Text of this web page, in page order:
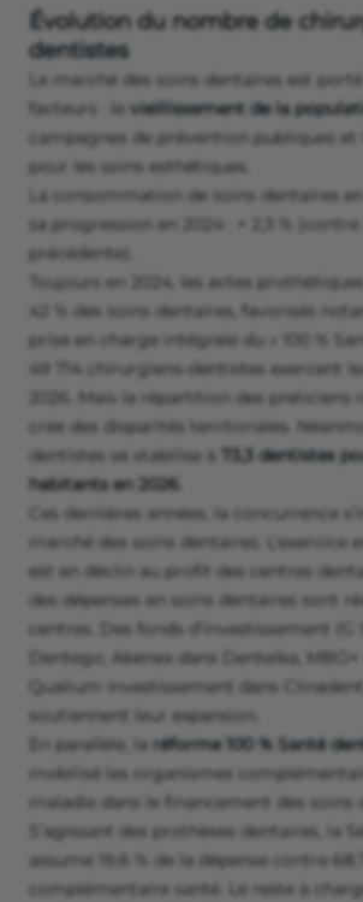
Évolution du nombre de
dentistes
Le marché des soins dentaires est
facteurs : le vieillissement de la
campagnes de prévention publiques et
pour les soins esthétiques.
La consommation de soins dentaires
sa progression en 2024 : + 2,3 % (contre
précédente).
Toujours en 2024, les actes
42 % des soins dentaires, favorisés
prise en charge intégrale du « 100 %
49 714 chirurgiens-dentistes exercent
2026. Mais la répartition des praticiens
crée des disparités territoriales.
dentistes se stabilise à 73,3 dentistes
habitants en 2026
Ces dernières années, la concurrence
marché des soins dentaires. L’exercice
est en déclin au profit des centres
des dépenses en soins dentaires sont
centres. Des fonds d’investissement (G
Dentego, Abenex dans Dentelka,
Qualium Investissement dans Clinadent,
soutiennent leur expansion.
En parallèle, la réforme 100 % Santé
mobilisé les organismes
maladie dans le financement des soins
S’agissant des prothèses dentaires, la
assume 19,6 % de la dépense contre
complémentaire santé. Le reste à